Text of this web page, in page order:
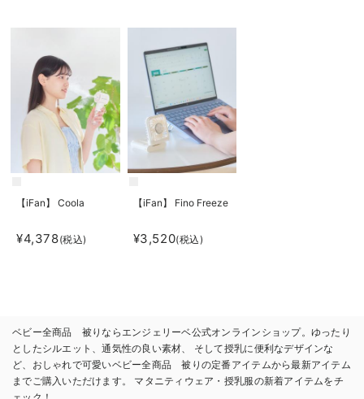
【iFan】 Coola
¥4,378(税込)
【iFan】 Fino Freeze
¥3,520(税込)
ベビー全商品 被りならエンジェリーベ公式オンラインショップ。ゆったり
としたシルエット、通気性の良い素材、 そして授乳に便利なデザインな
ど、おしゃれで可愛いベビー全商品 被りの定番アイテムから最新アイテム
までご購入いただけます。 マタニティウェア・授乳服の新着アイテムをチ